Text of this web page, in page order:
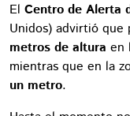
El Centro de Alerta
Unidos) advirtió que
metros de altura en
mientras que en la
un metro.